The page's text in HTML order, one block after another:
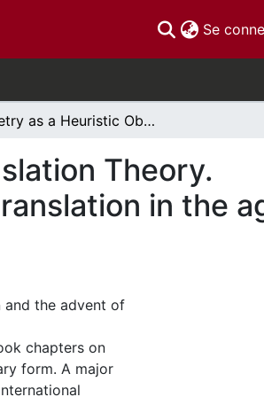
Se
Poetry as a Heuristic Object of Discourse in Translation Theory. Preliminary notes for the resurrection of poetry translation in the age of globalization
Theory.
in the
and the advent of
chapters on
form. A major